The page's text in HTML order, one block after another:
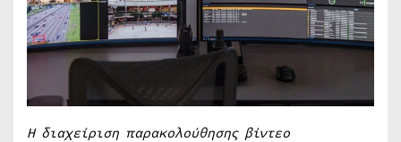
Η διαχείριση παρακολούθησης βίντεο